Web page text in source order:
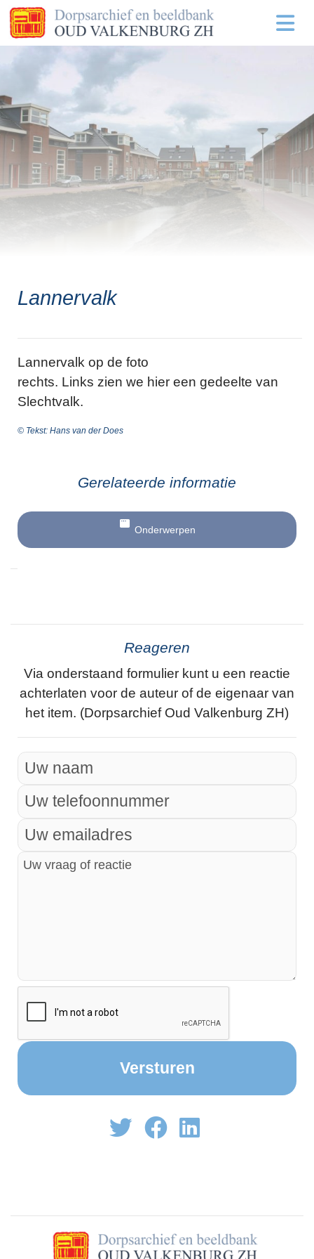
Lannervalk
Lannervalk op de foto
rechts. Links zien we hier een gedeelte van
Slechtvalk.
© Tekst: Hans van der Does
Gerelateerde informatie
Onderwerpen
Reageren
Via onderstaand formulier kunt u een reactie
achterlaten voor de auteur of de eigenaar van
het item. (Dorpsarchief Oud Valkenburg ZH)